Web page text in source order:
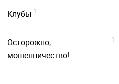
Клубы 1
Осторожно,
мошенничество!
1